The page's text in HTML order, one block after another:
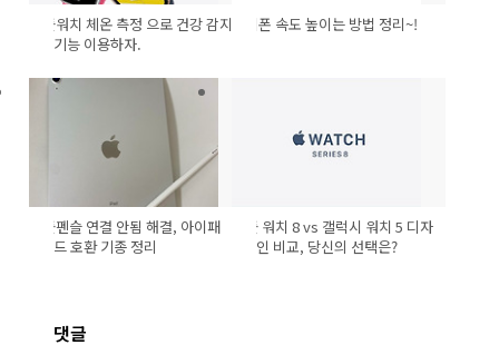
애플워치 체온 측정 으로 건강 감지
기능 이용하자.
아이폰 속도 높이는 방법 정리~!
애플펜슬 연결 안됨 해결, 아이패
드 호환 기종 정리
애플 워치 8 vs 갤럭시 워치 5 디자
인 비교, 당신의 선택은?
댓글